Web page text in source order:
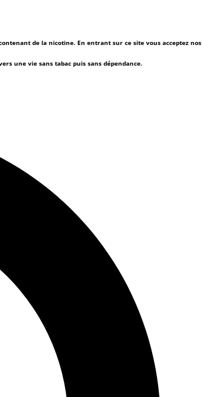
de la nicotine. En entrant sur ce site vous acceptez nos
une vie sans tabac puis sans dépendance.